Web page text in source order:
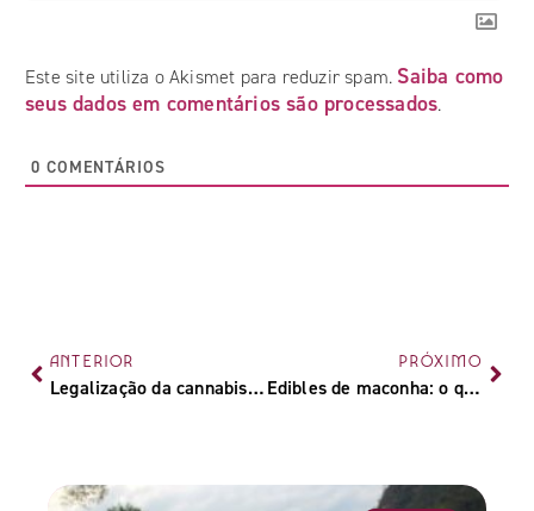
Este site utiliza o Akismet para reduzir spam. Saiba como
seus dados em comentários são processados.
0 COMENTÁRIOS
ANTERIOR
Legalização da cannabis na Costa Rica: entenda a regulamentação da planta no país
PRÓXIMO
Edibles de maconha: o que são e quais seus efeitos